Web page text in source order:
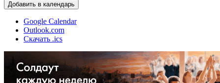
Добавить в календарь
Google Calendar
Outlook.com
Скачать .ics